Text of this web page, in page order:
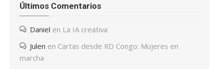
Últimos Comentarios
Daniel en La IA creativa
Julen en Cartas desde RD Congo: Mujeres en
marcha